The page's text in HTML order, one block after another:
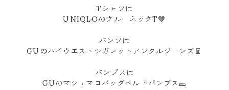
Tシャツは
UNIQLOのクルーネックT🤎
パンツは
GUのハイウエストシガレットアンクルジーンズ👖
パンプスは
GUのマシュマロバッグベルトパンプス🥿